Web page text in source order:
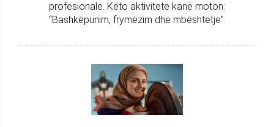
profesionale. Këto aktivitete kanë moton:
“Bashkëpunim, frymëzim dhe mbështetje”.